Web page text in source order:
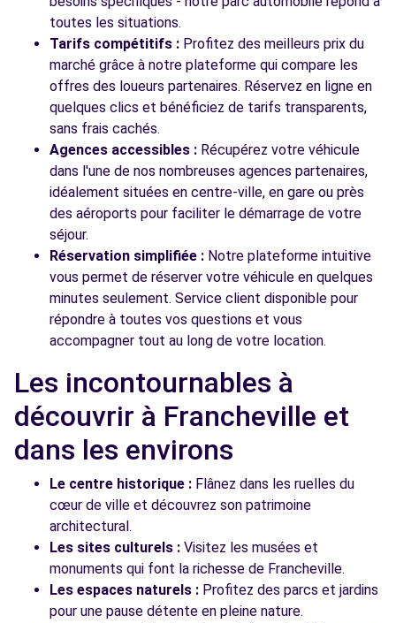
toutes les situations.
Tarifs compétitifs : Profitez des meilleurs prix du
marché grâce à notre plateforme qui compare les
offres des loueurs partenaires. Réservez en ligne en
quelques clics et bénéficiez de tarifs transparents,
sans frais cachés.
Agences accessibles : Récupérez votre véhicule
dans l'une de nos nombreuses agences partenaires,
idéalement situées en centre-ville, en gare ou près
des aéroports pour faciliter le démarrage de votre
séjour.
Réservation simplifiée : Notre plateforme intuitive
vous permet de réserver votre véhicule en quelques
minutes seulement. Service client disponible pour
répondre à toutes vos questions et vous
accompagner tout au long de votre location.
Les incontournables à
découvrir à Francheville et
dans les environs
Le centre historique : Flânez dans les ruelles du
cœur de ville et découvrez son patrimoine
architectural.
Les sites culturels : Visitez les musées et
monuments qui font la richesse de Francheville.
Les espaces naturels : Profitez des parcs et jardins
pour une pause détente en pleine nature.